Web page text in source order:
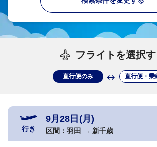
フライトを選択
直行便のみ 直行便・乗
行き
9月28日(月)
区間： 羽田 → 新千歳